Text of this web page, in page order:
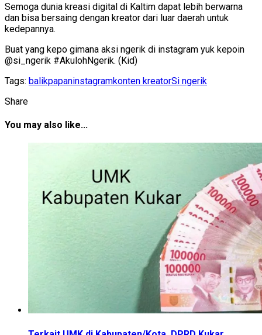
Semoga dunia kreasi digital di Kaltim dapat lebih berwarna
dan bisa bersaing dengan kreator dari luar daerah untuk
kedepannya.
Buat yang kepo gimana aksi ngerik di instagram yuk kepoin
@si_ngerik #AkulohNgerik. (Kid)
Tags: balikpapaninstagramkonten kreatorSi ngerik
Share
You may also like...